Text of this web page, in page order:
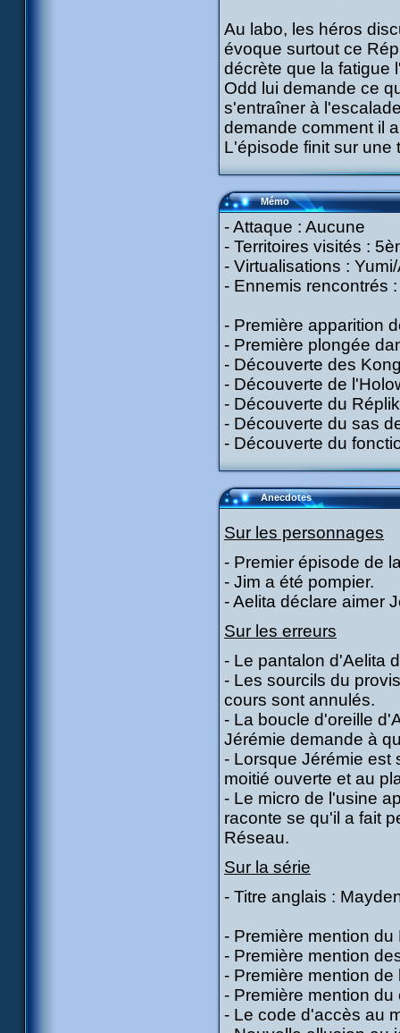
Au labo, les héros
évoque surtout ce
décrète que la fatigue
Odd lui demande ce
s'entraîner à
demande comment il
L'épisode finit sur une
Mémo
- Attaque : Aucune
- Territoires visités :
- Virtualisations :
- Ennemis rencontrés
- Première apparition
- Première plongée
- Découverte des
- Découverte de
- Découverte du
- Découverte du sas
- Découverte du
Anecdotes
Sur les personnages
- Premier épisode de
- Jim a été pompier.
- Aelita déclare aimer
Sur les erreurs
- Le pantalon d'Aelita
- Les sourcils du
cours sont annulés.
- La boucle d'oreille
Jérémie demande à
- Lorsque Jérémie est
moitié ouverte et au
- Le micro de l'usine
raconte se qu'il a fait
Réseau.
Sur la série
- Titre anglais :
- Première mention du
- Première mention
- Première mention de
- Première mention
- Le code d'accès au